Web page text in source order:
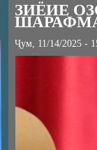
ЗИЁИЕ
Ҷум, 11/14/2025 -